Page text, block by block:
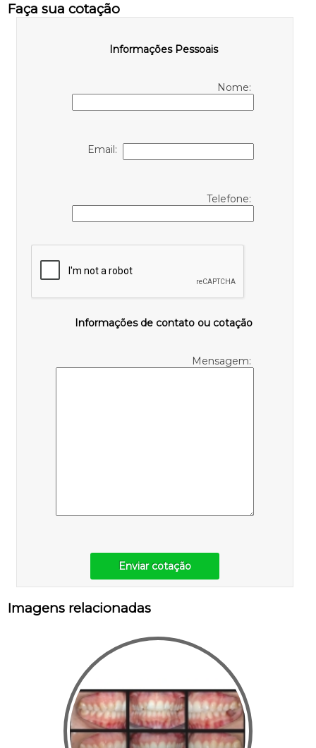
Faça sua cotação
Informações Pessoais
Nome:
Email:
Telefone:
Informações de contato ou cotação
Mensagem:
Enviar cotação
Imagens relacionadas